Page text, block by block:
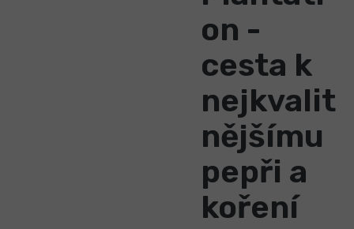
on -
cesta k
nejkvalit
nějšímu
pepři a
koření